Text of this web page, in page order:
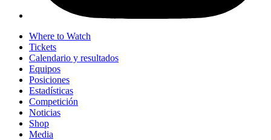
Where to Watch
Tickets
Calendario y resultados
Equipos
Posiciones
Estadísticas
Competición
Noticias
Shop
Media